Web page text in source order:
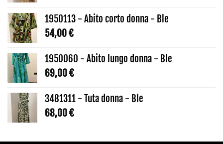
1950113 - Abito corto donna - Ble
54,00€
1950060 - Abito lungo donna - Ble
69,00€
3481311 - Tuta donna - Ble
68,00€